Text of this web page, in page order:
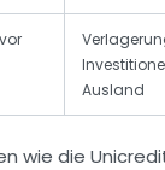
Ausland
wie die